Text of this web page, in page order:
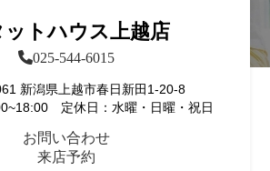
ットハウス上越店
025-544-6015
新潟県上越市春日新田1-20-8
定休日：水曜・日曜・祝日
お問い合わせ
来店予約